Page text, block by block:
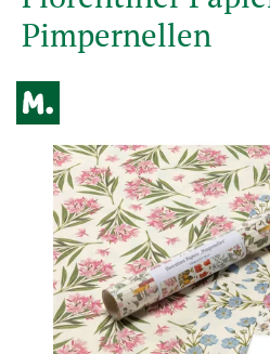
Pimpernellen